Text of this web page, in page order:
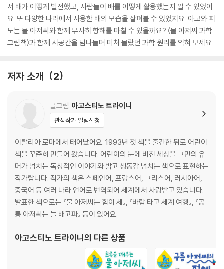
서 배가 어떻게 발전했고, 사람들이 배를 어떻게 활용했는지 알 수 있었어
요. 또 다양한 나라에서 사용한 배의 모습을 살펴볼 수 있었지요. 아고와 피
노는 물 아저씨와 함께 무사히 항해를 마칠 수 있을까요? 〈물 아저씨 과학
그림책〉과 함께 시공간을 넘나들며 미처 몰랐던 과학 원리를 익혀 보세요.
저자 소개 2
글그림 아고스티노 트라이니
관심작가 알림신청
이탈리아 로마에서 태어났어요. 1993년 첫 책을 출간한 뒤로 어린이
책을 꾸준히 만들어 왔습니다. 어린이의 눈에 비친 세상을 그만의 유
머가 넘치는 독창적인 이야기와 밝고 생동감 넘치는 색으로 표현하는
작가랍니다. 작가의 책은 스페인어, 프랑스어, 그리스어, 러시아어,
중국어 등 여러 나라 언어로 번역되어 세계에서 사랑받고 있습니다.
발표한 책으로는 『물 아저씨는 힘이 세』, 『바람 타고 세계 여행』, 『공
룡 아저씨는 늘 배고파』 등이 있어요.
아고스티노 트라이니의 다른 상품